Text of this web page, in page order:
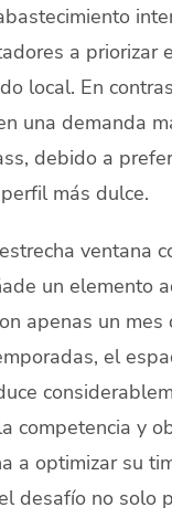
a priorizar
local. En
una demanda
debido a
más dulce.
ventana
un elemento
apenas un mes
el
competencia y
a optimizar su
desafío no solo